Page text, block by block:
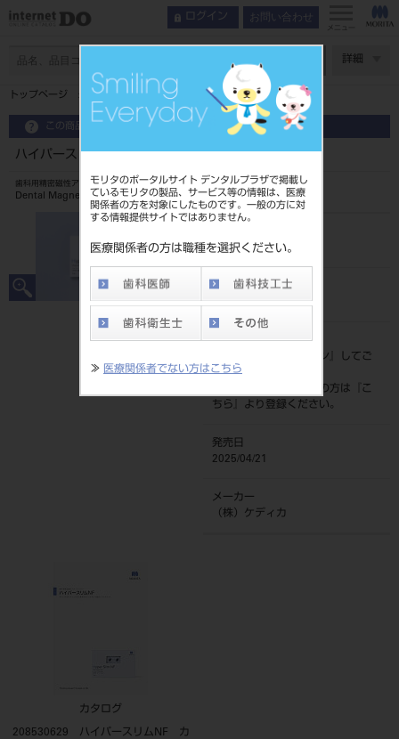
モリタのポータルサイト デンタルプラザで掲載し
ているモリタの製品、サービス等の情報は、医療
関係者の方を対象にしたものです。一般の方に対
する情報提供サイトではありません。
医療関係者の方は職種を選択ください。
≫ 医療関係者でない方はこちら
ログイン お問い合わせ
メニュー
詳細
トップページ ハイパースリムNF DB用 磁石構造体 2513
この商品に関するお問い合わせ
ハイパースリムNF DB用 磁石構造体 2513
歯科用精密磁性アタッチメント
Dental Magnetic Attachment
2023502022513
JAN/EANコード
標準価格
ログイン
』してご
覧ください。
ネット会員登録がまだの方は『
こ
ちら
』より登録ください。
発売日
2025/04/21
メーカー
（株）ケディカ
カタログ
208530629 ハイパースリムNF カ
インデックス 製品情報